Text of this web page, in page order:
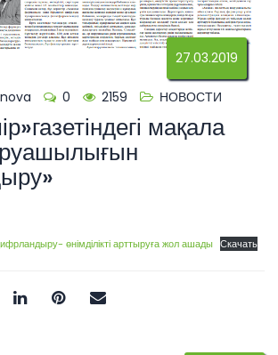
27.03.2019
0 2159 НОВОСТИ
мақала
өнімділікті арттыруға жол ашады Скачать